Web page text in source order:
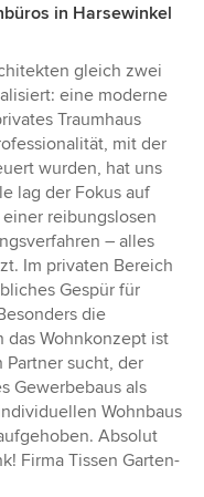
in Harsewinkel
gleich zwei
eine moderne
Traumhaus
mit der
wurden, hat uns
lag der Fokus auf
reibungslosen
– alles
Im privaten Bereich
Gespür für
die
das Wohnkonzept ist
sucht, der
Gewerbebaus als
Wohnbaus
Absolut
Firma Tissen Garten-